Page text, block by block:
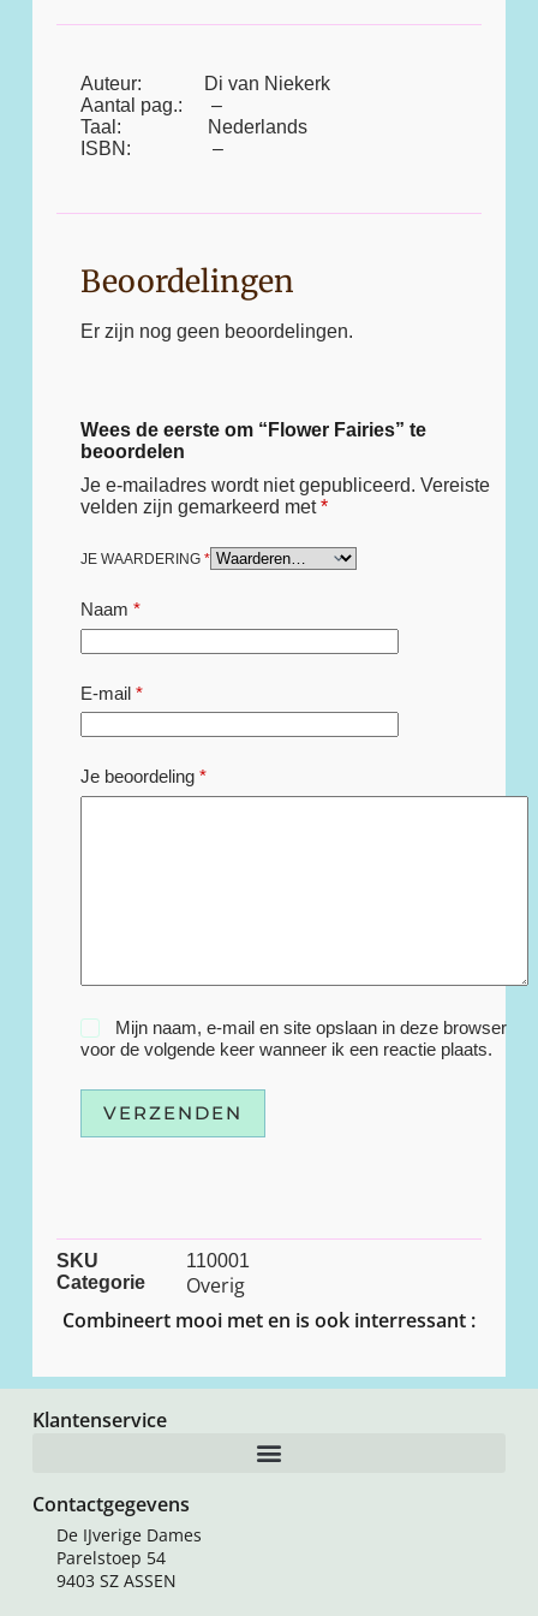
Auteur: Di van Niekerk
Aantal pag.: –
Taal: Nederlands
ISBN: –
Beoordelingen
Er zijn nog geen beoordelingen.
Wees de eerste om “Flower Fairies” te
beoordelen
Je e-mailadres wordt niet gepubliceerd. Vereiste
velden zijn gemarkeerd met*
JE WAARDERING *
Naam *
E-mail*
Je beoordeling *
Mijn naam, e-mail en site opslaan in deze browser
voor de volgende keer wanneer ik een reactie plaats.
VERZENDEN
SKU
110001
Categorie
Overig
Combineert mooi met en is ook interressant :
Klantenservice
Contactgegevens
De IJverige Dames
Parelstoep 54
9403 SZ ASSEN